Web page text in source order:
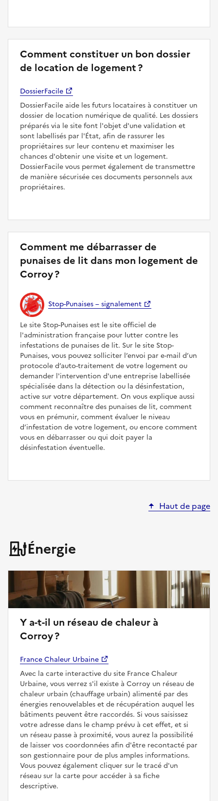
Comment constituer un bon dossier
de location de logement ?
DossierFacile
DossierFacile aide les futurs locataires à constituer un
dossier de location numérique de qualité. Les dossiers
préparés via le site font l'objet d'une validation et
sont labellisés par l'État, afin de rassurer les
propriétaires sur leur contenu et maximiser les
chances d'obtenir une visite et un logement.
DossierFacile vous permet également de transmettre
de manière sécurisée ces documents personnels aux
propriétaires.
Comment me débarrasser de
punaises de lit dans mon logement de
Corroy ?
Stop-Punaises – signalement
Le site Stop-Punaises est le site officiel de
l'administration française pour lutter contre les
infestations de punaises de lit. Sur le site Stop-
Punaises, vous pouvez solliciter l’envoi par e-mail d’un
protocole d’auto-traitement de votre logement ou
demander l'intervention d'une entreprise labellisée
spécialisée dans la détection ou la désinfestation,
active sur votre département. On vous explique aussi
comment reconnaître des punaises de lit, comment
vous en prémunir, comment évaluer le niveau
d’infestation de votre logement, ou encore comment
vous en débarrasser ou qui doit payer la
désinfestation éventuelle.
Haut de page
Énergie
Y a-t-il un réseau de chaleur à
Corroy ?
France Chaleur Urbaine
Avec la carte interactive du site France Chaleur
Urbaine, vous verrez s'il existe à Corroy un réseau de
chaleur urbain (chauffage urbain) alimenté par des
énergies renouvelables et de récupération auquel les
bâtiments peuvent être raccordés. Si vous saisissez
votre adresse dans le champ prévu à cet effet, et si
un réseau passe à proximité, vous aurez la possibilité
de laisser vos coordonnées afin d'être recontacté par
son gestionnaire pour de plus amples informations.
Vous pouvez également cliquer sur le tracé d'un
réseau sur la carte pour accéder à sa fiche
descriptive.